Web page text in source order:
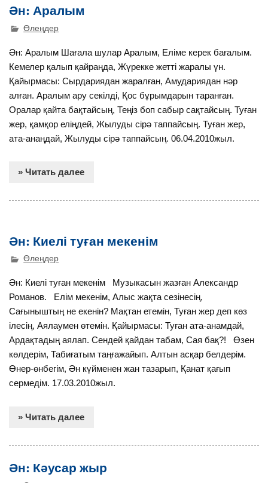
Ән: Аралым
Өлеңдер
Ән: Аралым Шағала шулар Аралым, Еліме керек бағалым.
Кемелер қалып қайраңда, Жүрекке жетті жаралы үн.
Қайырмасы: Сырдариядан жаралған, Амудариядан нәр
алған. Аралым ару секілді, Қос бұрымдарын таранған.
Оралар қайта бақтайсың, Теңіз боп сабыр сақтайсың. Туған
жер, қамқор еліңдей, Жылуды сірә таппайсың. Туған жер,
ата-анаңдай, Жылуды сірә таппайсың. 06.04.2010жыл.
» Читать далее
Ән: Киелі туған мекенім
Өлеңдер
Ән: Киелі туған мекенім Музыкасын жазған Александр
Романов. Елім мекенім, Алыс жақта сезінесің,
Сағыныштың не екенін? Мақтан етемін, Туған жер деп көз
ілесің, Аялаумен өтемін. Қайырмасы: Туған ата-анамдай,
Ардақтадың аялап. Сендей қайдан табам, Сая бақ?! Өзен
көлдерім, Табиғатым таңғажайып. Алтын асқар белдерім.
Өнер-өнбегім, Ән күйменен жан тазарып, Қанат қағып
сермедім. 17.03.2010жыл.
» Читать далее
Ән: Кәусар жыр